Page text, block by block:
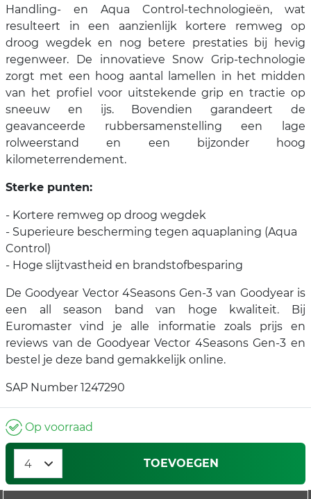
Handling- en Aqua Control-technologieën, wat
resulteert in een aanzienlijk kortere remweg op
droog wegdek en nog betere prestaties bij hevig
regenweer. De innovatieve Snow Grip-technologie
zorgt met een hoog aantal lamellen in het midden
van het profiel voor uitstekende grip en tractie op
sneeuw en ijs. Bovendien garandeert de
geavanceerde rubbersamenstelling een lage
rolweerstand en een bijzonder hoog
kilometerrendement.
Sterke punten:
- Kortere remweg op droog wegdek
- Superieure bescherming tegen aquaplaning (Aqua
Control)
- Hoge slijtvastheid en brandstofbesparing
De Goodyear Vector 4Seasons Gen-3 van Goodyear is
een all season band van hoge kwaliteit. Bij
Euromaster vind je alle informatie zoals prijs en
reviews van de Goodyear Vector 4Seasons Gen-3 en
bestel je deze band gemakkelijk online.
SAP Number 1247290
Op voorraad
TOEVOEGEN